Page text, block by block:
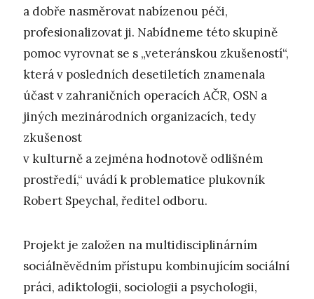
a dobře nasměrovat nabízenou péči,
profesionalizovat ji. Nabídneme této skupině
pomoc vyrovnat se s „veteránskou zkušeností“,
která v posledních desetiletích znamenala
účast v zahraničních operacích AČR, OSN a
jiných mezinárodních organizacích, tedy
zkušenost
v kulturně a zejména hodnotově odlišném
prostředí,“ uvádí k problematice plukovník
Robert Speychal, ředitel odboru.
Projekt je založen na multidisciplinárním
sociálněvědním přístupu kombinujícím sociální
práci, adiktologii, sociologii a psychologii,